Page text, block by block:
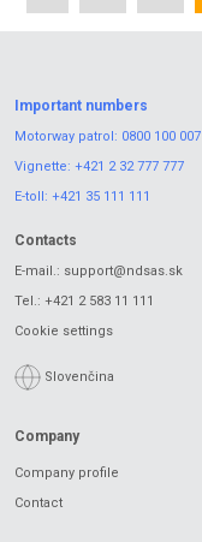
Important numbers
Motorway patrol: 0800 100 007
Vignette: +421 2 32 777 777
E-toll: +421 35 111 111
Contacts
E-mail.: support@ndsas.sk
Tel.: +421 2 583 11 111
Cookie settings
Slovenčina
Company
Company profile
Contact